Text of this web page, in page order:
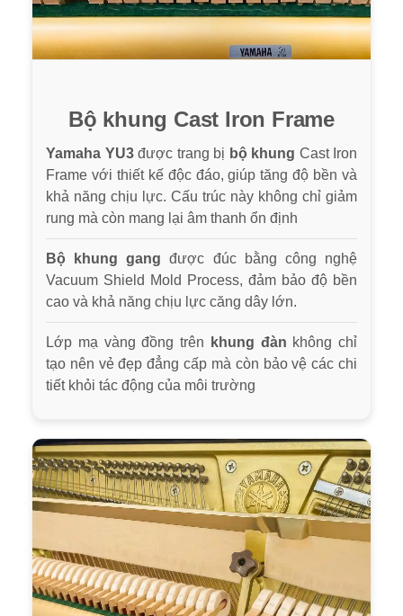
Bộ khung Cast Iron Frame
Yamaha YU3được trang bị bộ khung Cast Iron
Frame với thiết kế độc đáo, giúp tăng độ bền và
khả năng chịu lực. Cấu trúc này không chỉ giảm
rung mà còn mang lại âm thanh ổn định
Bộ khung gangđược đúc bằng công nghệ
Vacuum Shield Mold Process, đảm bảo độ bền
cao và khả năng chịu lực căng dây lớn.
Lớp mạ vàng đồng trên khung đàn không chỉ
tạo nên vẻ đẹp đẳng cấp mà còn bảo vệ các chi
tiết khỏi tác động của môi trường